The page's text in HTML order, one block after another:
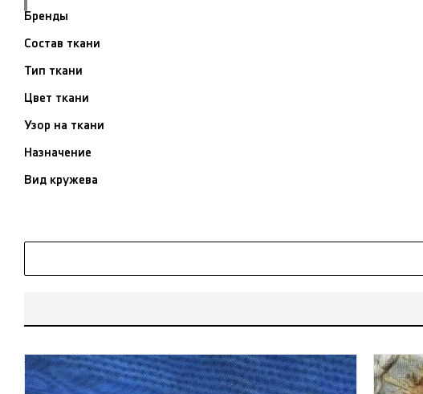
Бренды
Состав ткани
Тип ткани
Цвет ткани
Узор на ткани
Назначение
Вид кружева